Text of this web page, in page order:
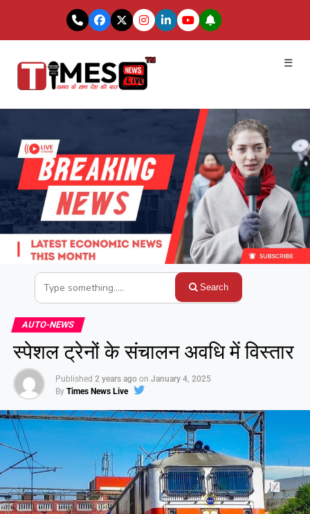
☰
Search
AUTO-NEWS
स्पेशल ट्रेनों के संचालन अवधि में विस्तार
Published 2 years ago on January 4, 2025
By Times News Live